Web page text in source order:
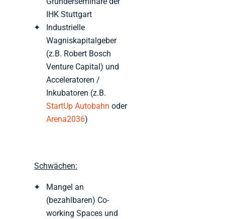
IHK Stuttgart
Industrielle
Wagniskapitalgeber
(z.B. Robert Bosch
Venture Capital) und
Acceleratoren /
Inkubatoren (z.B.
StartUp Autobahn oder
Arena2036)
Schwächen:
Mangel an
(bezahlbaren) Co-
working Spaces und